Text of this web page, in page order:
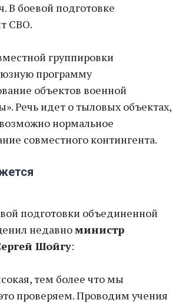
В боевой подготовке
СВО.
группировки
программу
объектов военной
Речь идет о тыловых объектах,
нормальное
совместного контингента.
подготовки объединенной
недавноминистр
Шойгу:
тем более что мы
проверяем. Проводим учения